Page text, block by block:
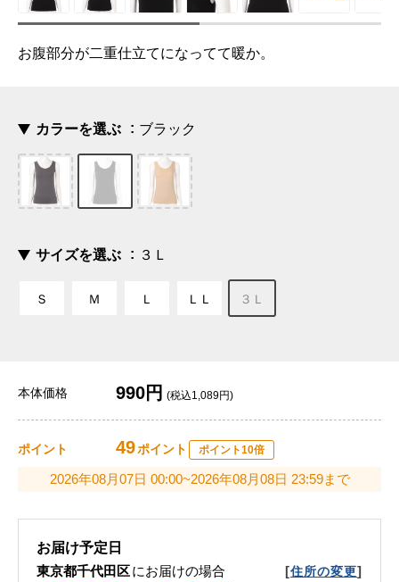
お腹部分が二重仕立てになってて暖か。
カラーを選ぶ ブラック
サイズを選ぶ ３Ｌ
Ｓ Ｍ Ｌ ＬＬ ３Ｌ
本体価格 990円 (税込1,089円)
ポイント 49ポイント ポイント10倍
2026年08月07日 00:00~2026年08月08日 23:59まで
お届け予定日
東京都千代田区にお届けの場合 [住所の変更]